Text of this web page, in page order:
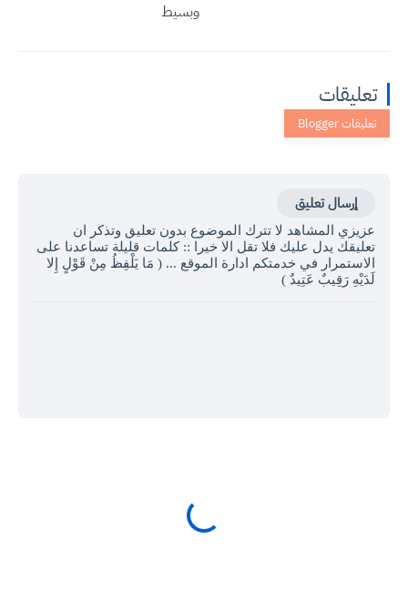
وبسيط
تعليقات
إرسال تعليق
عزيزي المشاهد لا تترك الموضوع بدون تعليق وتذكر ان
تعليقك يدل عليك فلا تقل الا خيرا :: كلمات قليلة تساعدنا على
الاستمرار في خدمتكم ادارة الموقع ... ( مَا يَلْفِظُ مِنْ قَوْلٍ إِلا
لَدَيْهِ رَقِيبٌ عَتِيدٌ )